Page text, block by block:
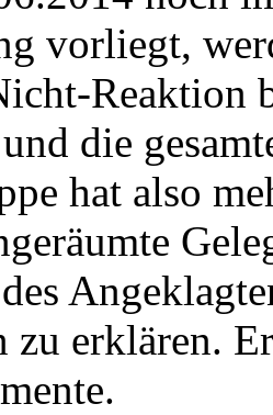
vorliegt,
Reaktion
die
hat also
zu erklären.